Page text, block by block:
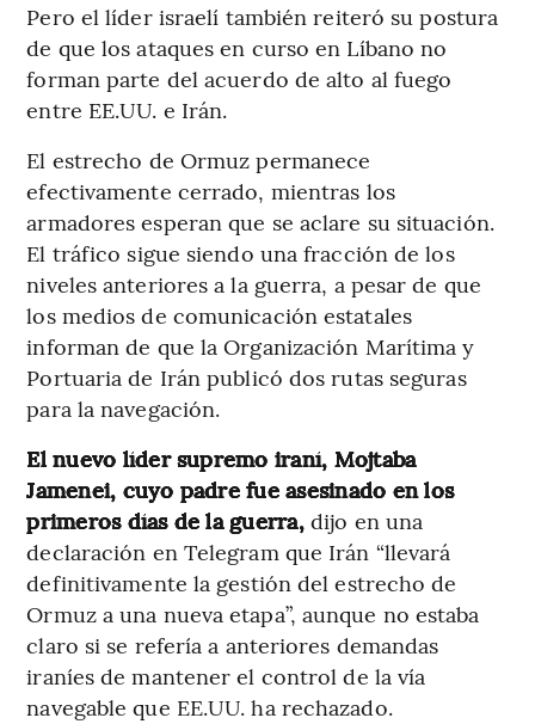
Pero el líder israelí también reiteró su postura
de que los ataques en curso en Líbano no
forman parte del acuerdo de alto al fuego
entre EE.UU. e Irán.
El estrecho de Ormuz permanece
efectivamente cerrado, mientras los
armadores esperan que se aclare su situación.
El tráfico sigue siendo una fracción de los
niveles anteriores a la guerra, a pesar de que
los medios de comunicación estatales
informan de que la Organización Marítima y
Portuaria de Irán publicó dos rutas seguras
para la navegación.
El nuevo líder supremo iraní, Mojtaba
Jamenei, cuyo padre fue asesinado en los
primeros días de la guerra,dijo en una
declaración en Telegram que Irán “llevará
definitivamente la gestión del estrecho de
Ormuz a una nueva etapa”, aunque no estaba
claro si se refería a anteriores demandas
iraníes de mantener el control de la vía
navegable que EE.UU. ha rechazado.